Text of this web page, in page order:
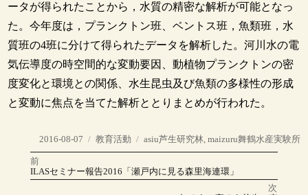
ータが得られたことから，水質の精密な解析が可能となっ
た。今年度は，プランクトン班、ベントス班，魚類班，水
質班の4班に分けて得られたデータを解析した。河川水の電
気伝導度の時空間的な変動要因、動植物プランクトンの密
度変化と環境との関係、水生昆虫及び魚類の多様性の形成
と変動に焦点を当てた解析ととりまとめが行われた。
投
稿
日:
2016-08-07
カ
テ
ゴ
リ
教育活動
タ
グ
asiu芦生研究林, maizuru舞鶴水産実験所
投
前
前
の
ILASセミナー報告2016「瀬戸内に見る森里海連環」
次